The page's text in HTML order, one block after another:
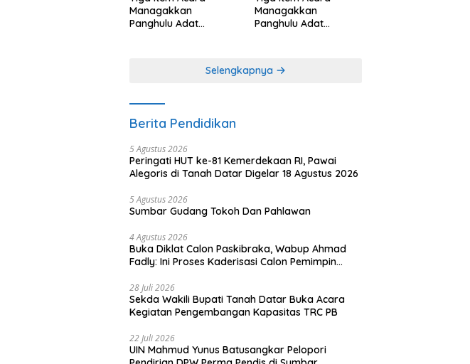
Managakkan
Panghulu Adat
Managakkan
Panghulu Adat
Selengkapnya
Berita Pendidikan
5 Agustus 2026
Peringati HUT ke-81 Kemerdekaan RI, Pawai
Alegoris di Tanah Datar Digelar 18 Agustus 2026
5 Agustus 2026
Sumbar Gudang Tokoh Dan Pahlawan
4 Agustus 2026
Buka Diklat Calon Paskibraka, Wabup Ahmad
Fadly: Ini Proses Kaderisasi Calon Pemimpin
28 Juli 2026
Sekda Wakili Bupati Tanah Datar Buka Acara
Kegiatan Pengembangan Kapasitas TRC PB
22 Juli 2026
UIN Mahmud Yunus Batusangkar Pelopori